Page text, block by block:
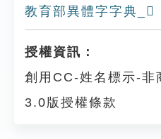
教育部異體字字典_𢒯
授權資訊：
創用CC-姓名標示-非
3.0版授權條款